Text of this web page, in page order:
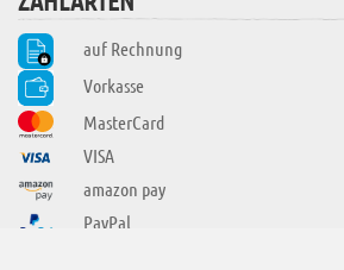
auf Rechnung
Vorkasse
MasterCard
VISA
amazon pay
PayPal